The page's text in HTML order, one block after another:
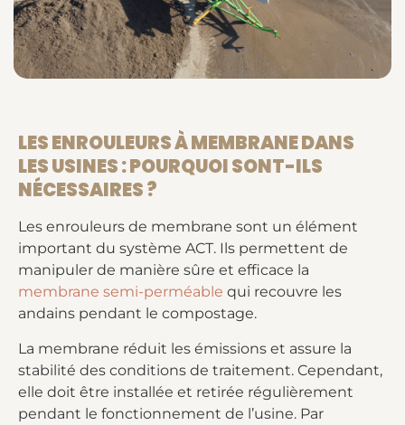
LES ENROULEURS À MEMBRANE DANS
LES USINES : POURQUOI SONT-ILS
NÉCESSAIRES ?
Les enrouleurs de membrane sont un élément
important du système ACT. Ils permettent de
manipuler de manière sûre et efficace la
membrane semi-perméable qui recouvre les
andains pendant le compostage.
La membrane réduit les émissions et assure la
stabilité des conditions de traitement. Cependant,
elle doit être installée et retirée régulièrement
pendant le fonctionnement de l’usine. Par